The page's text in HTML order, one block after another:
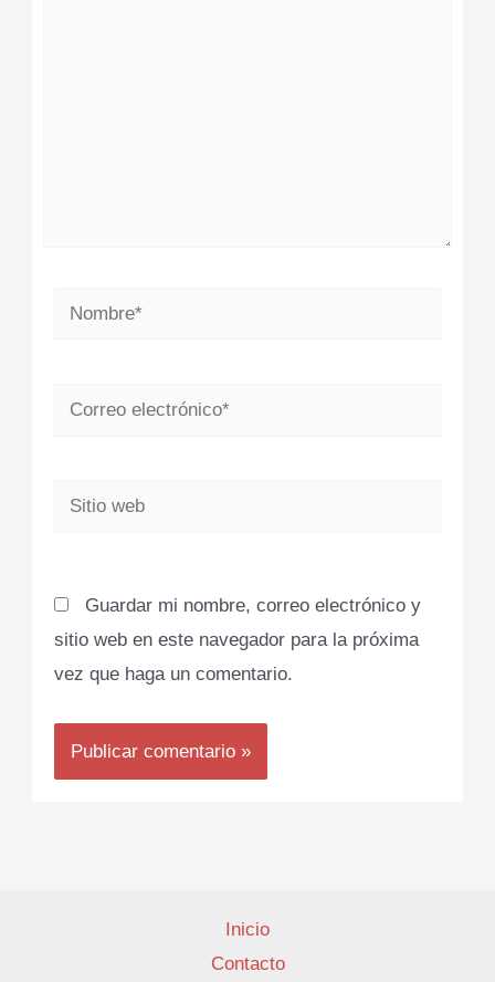
Nombre*
Correo
Sitio
Guardar mi nombre, correo electrónico y
sitio web en este navegador para la próxima
vez que haga un comentario.
Inicio
Contacto